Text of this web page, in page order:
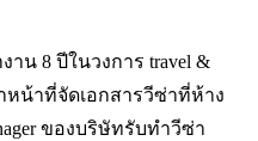
าน 8 ปีในวงการ travel &
าหน้าที่จัดเอกสารวีซ่าที่ห้าง
ของบริษัทรับทำวีซ่า